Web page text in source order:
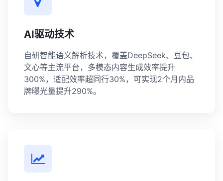
AI驱动技术
自研智能语义解析技术，覆盖DeepSeek、豆包、
文心等主流平台，多模态内容生成效率提升
300%，适配效率超同行30%，可实现2个月内品
牌曝光量提升290%。